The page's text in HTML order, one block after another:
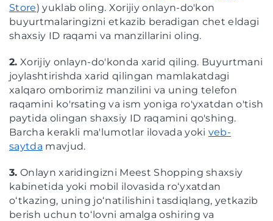
Store) yuklab oling. Xorijiy onlayn-do'kon
buyurtmalaringizni etkazib beradigan chet eldagi
shaxsiy ID raqami va manzillarini oling.
2. Xorijiy onlayn-do'konda xarid qiling. Buyurtmani
joylashtirishda xarid qilingan mamlakatdagi
xalqaro omborimiz manzilini va uning telefon
raqamini ko'rsating va ism yoniga ro'yxatdan o'tish
paytida olingan shaxsiy ID raqamini qo'shing.
Barcha kerakli ma'lumotlar ilovada yoki veb-
saytda mavjud.
3. Onlayn xaridingizni Meest Shopping shaxsiy
kabinetida yoki mobil ilovasida roʻyxatdan
oʻtkazing, uning joʻnatilishini tasdiqlang, yetkazib
berish uchun toʻlovni amalga oshiring va